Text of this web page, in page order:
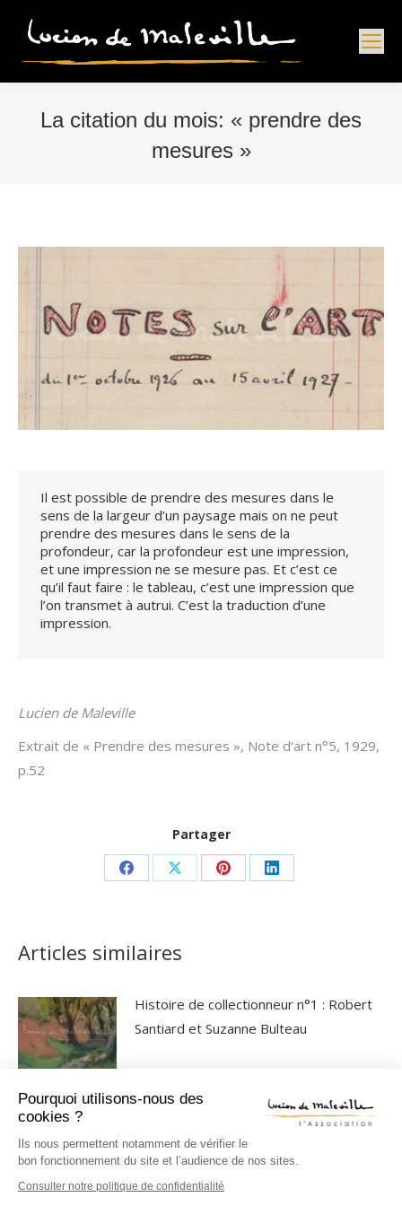
La citation du mois: « prendre des
mesures »
Il est possible de prendre des mesures dans le
sens de la largeur d’un paysage mais on ne peut
prendre des mesures dans le sens de la
profondeur, car la profondeur est une impression,
et une impression ne se mesure pas. Et c’est ce
qu’il faut faire : le tableau, c’est une impression que
l’on transmet à autrui. C’est la traduction d’une
impression.
Lucien de Maleville
Extrait de « Prendre des mesures », Note d’art n°5, 1929,
p.52
Partager
PartagerPartagerPartagerPartager
Articles similaires
Histoire de collectionneur n°1 : Robert
Santiard et Suzanne Bulteau
Conférence projection du 13 juillet 2026
Pourquoi utilisons-nous des
cookies ?
Ils nous permettent notamment de vérifier le
bon fonctionnement du site et l’audience de nos sites.
Consulter notre politique de confidentialité